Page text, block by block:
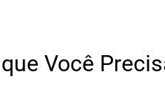
Você